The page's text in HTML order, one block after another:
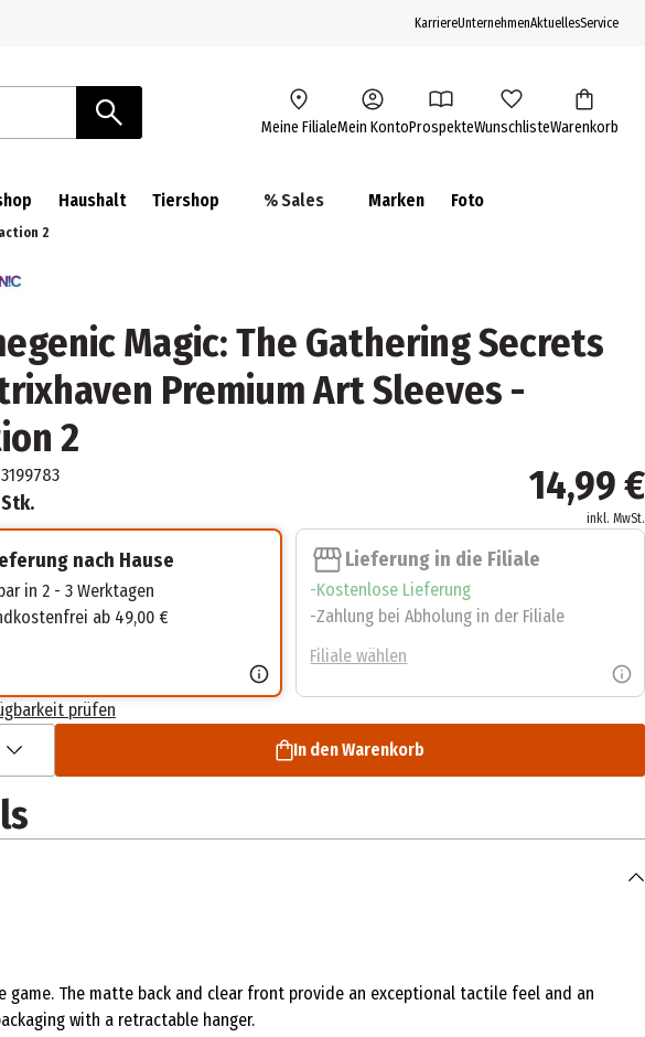
KarriereUnternehmenAktuellesService
Meine FilialeMein KontoProspekteWunschlisteWarenkorb
Haushalt Tiershop % Sales Marken Foto
2
Magic: The Gathering Secrets
Premium Art Sleeves -
2
3199783 14,99 €
inkl. MwSt.
nach Hause
in 2 - 3 Werktagen
ab 49,00 €
Lieferung in die Filiale
Kostenlose Lieferung
Zahlung bei Abholung in der Filiale
Filiale wählen
prüfen
In den Warenkorb
The matte back and clear front provide an exceptional tactile feel and an
with a retractable hanger.